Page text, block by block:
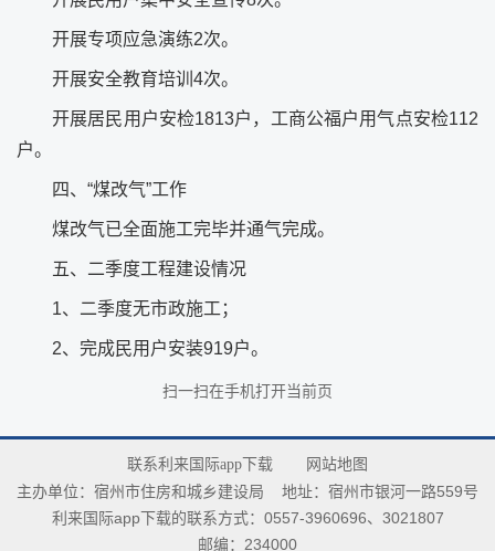
开展专项应急演练2次。
开展安全教育培训4次。
开展居民用户安检1813户，工商公福户用气点安检112
户。
四、“煤改气”工作
煤改气已全面施工完毕并通气完成。
五、二季度工程建设情况
1、二季度无市政施工；
2、完成民用户安装919户。
扫一扫在手机打开当前页
联系利来国际app下载 网站地图
主办单位：宿州市住房和城乡建设局
地址：宿州市银河一路559号
利来国际app下载的联系方式：0557-3960696、3021807
邮编：234000